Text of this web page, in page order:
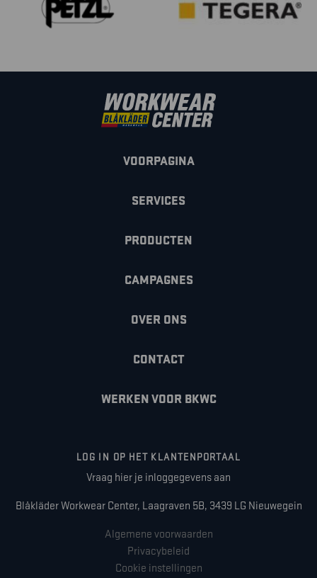
VOORPAGINA
SERVICES
PRODUCTEN
CAMPAGNES
OVER ONS
CONTACT
WERKEN VOOR BKWC
LOG IN OP HET KLANTENPORTAAL
Vraag hier je inloggegevens aan
Blåkläder Workwear Center, Laagraven 5B, 3439 LG Nieuwegein
Algemene voorwaarden
Privacybeleid
Cookie instellingen